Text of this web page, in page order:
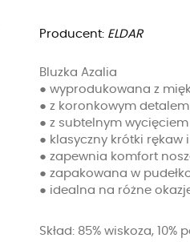
Producent: ELDAR
Bluzka Azalia
● wyprodukowana z
● z koronkowym
● z subtelnym
● klasyczny krótki rękaw
● zapewnia komfort
● zapakowana w
● idealna na różne
Skład: 85% wiskoza,